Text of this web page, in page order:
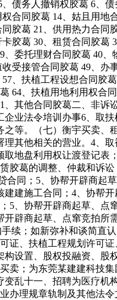
债务人撤销权胶葛 6、
合同胶葛 14、姑且用
胶葛 21、供用热力合
胶葛 30、租赁合同胶
委托理财合同胶葛 40
受接管合同胶葛 49、
、扶植工程设想合同
64、扶植用地利用权
其他合同胶葛二、非
业法令培训办事6、取
等。（七）衡宇买卖
其他相关的营业。4、
地盘利用权让渡登记
胶葛的调整、仲裁和诉
同；5、协帮开辟商起
建施工合同；4、协帮
5、协帮开辟商起草、
辟商起草、点窜竞拍
手续；如新弥补和谈简
证、扶植工程规划许可
设置、股权投融资、
卖；为东莞某建建科技
乱十一、招聘为医疗
办理规章轨制及其他法